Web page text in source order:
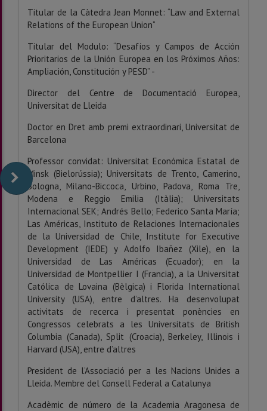
Titular de la Càtedra Jean Monnet: “Law and External
Relations of the European Union“
Titular del Modulo: “Desafíos y Campos de Acción
Prioritarios de la Unión Europea en los Próximos Años:
Ampliación, Constitución y PESD” -
Director del Centre de Documentació Europea,
Universitat de Lleida
Doctor en Dret amb premi extraordinari, Universitat de
Barcelona
Professor convidat: Universitat Económica Estatal de
Minsk (Bielorússia); Universitats de Trento, Camerino,
Bologna, Milano-Biccoca, Urbino, Padova, Roma Tre,
Modena e Reggio Emilia (Itàlia); Universitats
Internacional SEK; Andrés Bello; Federico Santa María;
Las Américas, Instituto de Relaciones Internacionales
de la Universidad de Chile, Institute for Executive
Development (IEDE) y Adolfo Ibañez (Xile), en la
Universidad de Las Américas (Ecuador); en la
Universidad de Montpellier I (Francia), a la Universitat
Católica de Lovaina (Bèlgica) i Florida International
University (USA), entre d’altres. Ha desenvolupat
activitats de recerca i presentat ponències en
Congressos celebrats a les Universitats de British
Columbia (Canada), Split (Croacia), Berkeley, Illinois i
Harvard (USA), entre d’altres
President de l’Associació per a les Nacions Unides a
Lleida. Membre del Consell Federal a Catalunya
Acadèmic de número de la Academia Aragonesa de